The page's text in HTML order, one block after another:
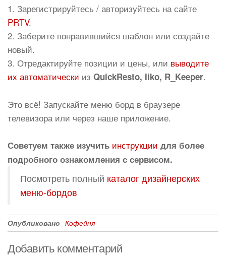
1. Зарегистрируйтесь / авторизуйтесь на сайте
PRTV.
2. Заберите понравившийся шаблон или создайте
новый.
3. Отредактируйте позиции и цены, или выводите
их автоматически из QuickResto, Iiko, R_Keeper.
Это всё! Запускайте меню борд в браузере
телевизора или через наше приложение.
Советуем также изучить инструкции для более
подробного ознакомления с сервисом.
Посмотреть полный каталог дизайнерских
меню-бордов
Опубликовано Кофейня
Добавить комментарий